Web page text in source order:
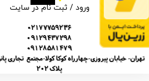
ورود /ثبت نام در سایت
02177759236
09129437298
09128581479
پلاک 202